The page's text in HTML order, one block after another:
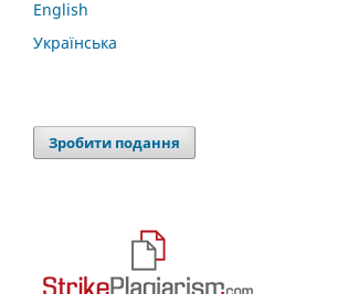
English
Українська
Зробити подання